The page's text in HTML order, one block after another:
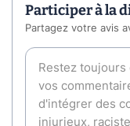
Participer à la
Partagez votre avis